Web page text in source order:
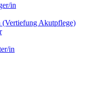
in
(Vertiefung Akutpflege)
in